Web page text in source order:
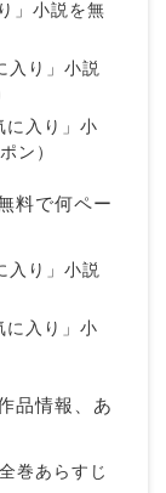
」小説を無
入り」小説
に入り」小
ン）
料で何ペー
入り」小説
に入り」小
品情報、あ
巻あらすじ